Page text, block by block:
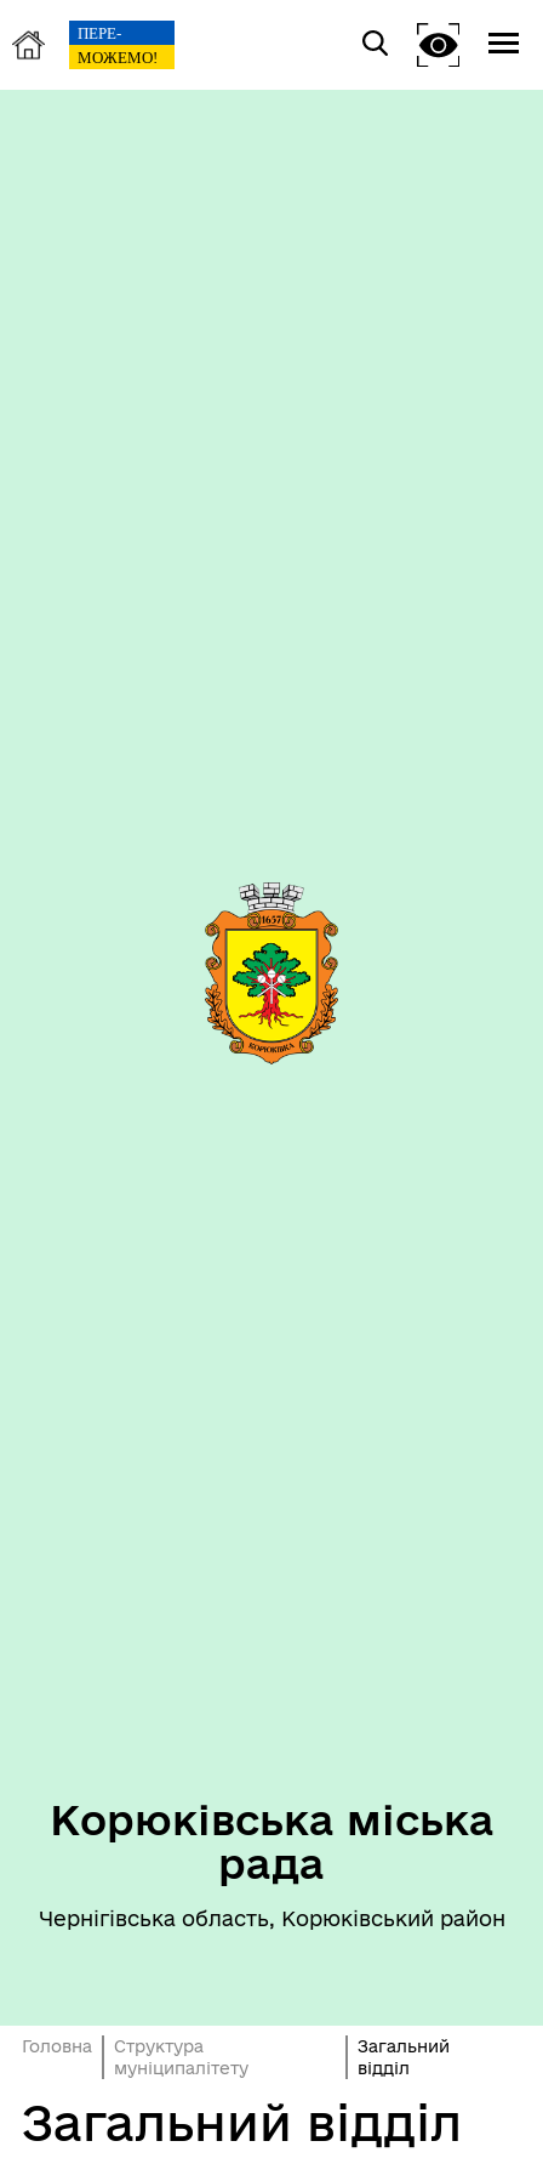
Корюківська міська
рада
Чернігівська область, Корюківський район
Головна
Структура
муніципалітету
Загальний
відділ
Загальний відділ